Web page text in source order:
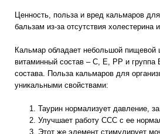
Ценность, польза и вред кальмаров
бальзам из-за отсутствия холестерина
Кальмар обладает небольшой пищевой
витаминный состав – С, Е, РР и группа
состава. Польза кальмаров для
уникальными свойствами:
Таурин нормализует давление,
Улучшает работу ССС с ее
Этот же элемент стимулирует